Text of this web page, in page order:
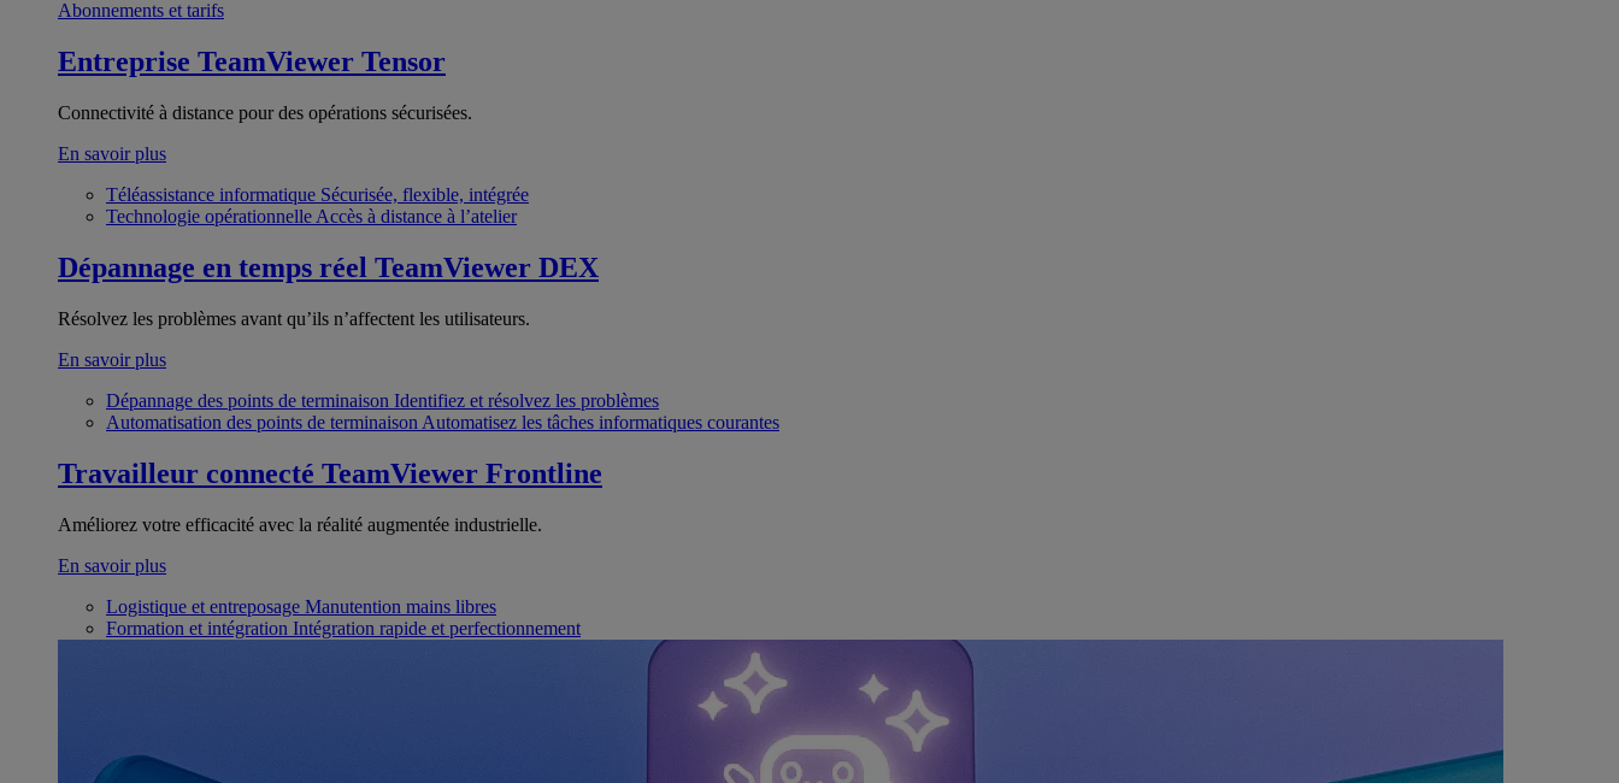
Abonnements et tarifs
Entreprise TeamViewer Tensor
Connectivité à distance pour des opérations sécurisées.
En savoir plus
Téléassistance informatique Sécurisée, flexible, intégrée
Technologie opérationnelle Accès à distance à l’atelier
Dépannage en temps réel TeamViewer DEX
Résolvez les problèmes avant qu’ils n’affectent les utilisateurs.
En savoir plus
Dépannage des points de terminaison Identifiez et résolvez les problèmes
Automatisation des points de terminaison Automatisez les tâches informatiques courantes
Travailleur connecté TeamViewer Frontline
Améliorez votre efficacité avec la réalité augmentée industrielle.
En savoir plus
Logistique et entreposage Manutention mains libres
Formation et intégration Intégration rapide et perfectionnement